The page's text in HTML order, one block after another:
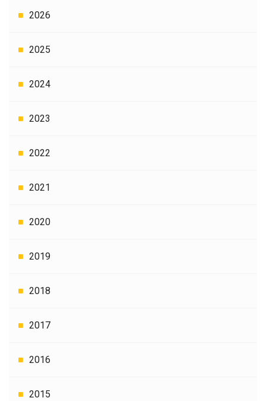
2026
2025
2024
2023
2022
2021
2020
2019
2018
2017
2016
2015